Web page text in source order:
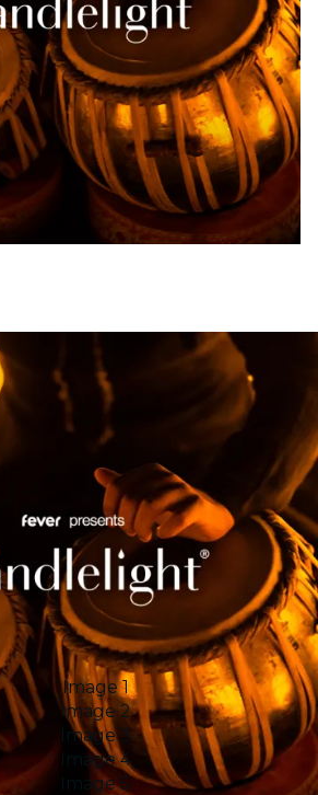
Image 1
Image 2
Image 3
Image 4
Image 5